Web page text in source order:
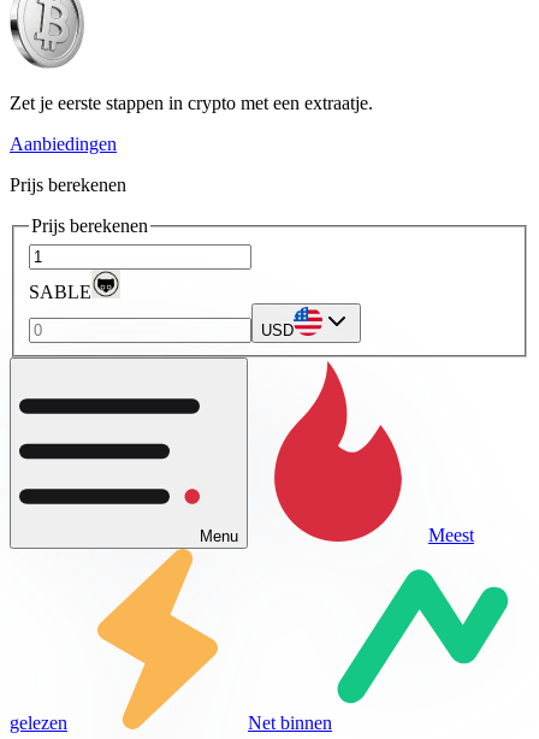
Zet je eerste stappen in crypto met een extraatje.
Aanbiedingen
Prijs berekenen
Prijs berekenen
SABLE
USD
Menu Meest
gelezen Net binnen